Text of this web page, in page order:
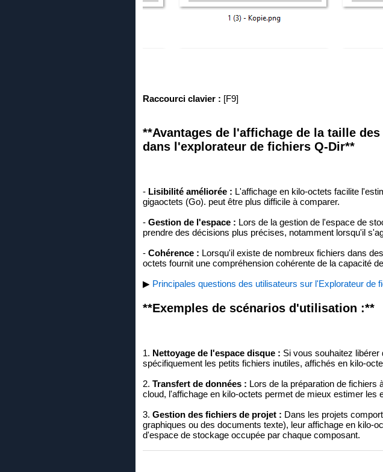
Raccourci clavier : [F9]
**Avantages de l'affichage de la taille
dans l'explorateur de fichiers Q-Dir**
- Lisibilité améliorée : L'affichage en kilo-octets facilite
gigaoctets (Go). peut être plus difficile à comparer.
- Gestion de l'espace : Lors de la gestion de l'espace de
prendre des décisions plus précises, notamment lorsqu'il
- Cohérence : Lorsqu'il existe de nombreux fichiers dans
octets fournit une compréhension cohérente de la capacité
▶ Principales questions des utilisateurs sur l'Explorateur de
**Exemples de scénarios d'utilisation :**
1. Nettoyage de l'espace disque : Si vous souhaitez
spécifiquement les petits fichiers inutiles, affichés en kilo-
2. Transfert de données : Lors de la préparation de
cloud, l'affichage en kilo-octets permet de mieux estimer les
3. Gestion des fichiers de projet : Dans les projets
graphiques ou des documents texte), leur affichage en kilo-
d'espace de stockage occupée par chaque composant.